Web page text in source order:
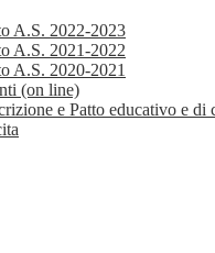
A.S. 2022-2023
A.S. 2021-2022
A.S. 2020-2021
(on line)
e Patto educativo e di